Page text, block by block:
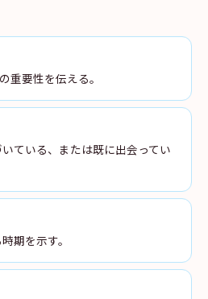
重要性を伝える。
ている、または既に出会ってい
期を示す。